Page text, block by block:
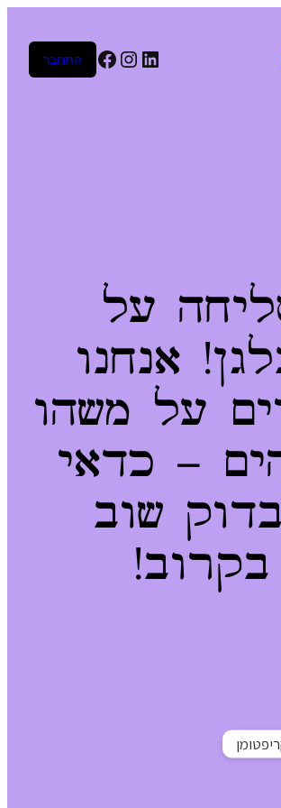
LinkedIn
Instagram
Facebook
התחבר
על
אנחנו
על משהו
– כדאי
שוב
בקרוב!